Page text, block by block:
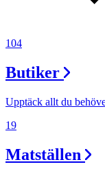
Sök
Praktisk
104
Butiker
Upptäck allt du
19
Matställen